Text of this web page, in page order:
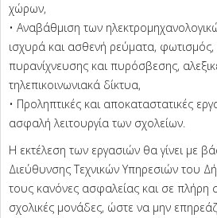
χώρων,
• Αναβάθμιση των
ισχυρά και ασθενή ρεύματα,
πυρανίχνευσης και πυρόσβεσης,
τηλεπικοινωνιακά δίκτυα,
• Προληπτικές και αποκαταστατικές
ασφαλή λειτουργία των σχολείων.
Η εκτέλεση των εργασιών θα γίνει με
Διεύθυνσης Τεχνικών Υπηρεσιών του
τους κανόνες ασφαλείας και σε πλήρη
σχολικές μονάδες, ώστε να μην